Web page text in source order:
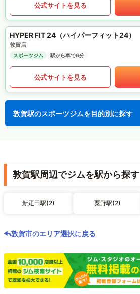
公式サイトを見る
HYPER FIT 24（ハイパーフィット24）
敦賀店
スポーツジム 駅から車で6分
公式サイトを見る
敦賀駅のスポーツジムを目的別に探す
敦賀駅周辺でジムを駅から探す
新疋田駅(2) 粟野駅(2)
敦賀市のエリア選択に戻る